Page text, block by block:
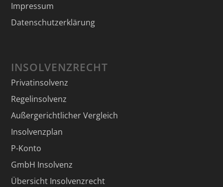
Impressum
Datenschutzerklärung
INSOLVENZRECHT
Privatinsolvenz
Regelinsolvenz
Außergerichtlicher Vergleich
Insolvenzplan
P-Konto
GmbH Insolvenz
Übersicht Insolvenzrecht